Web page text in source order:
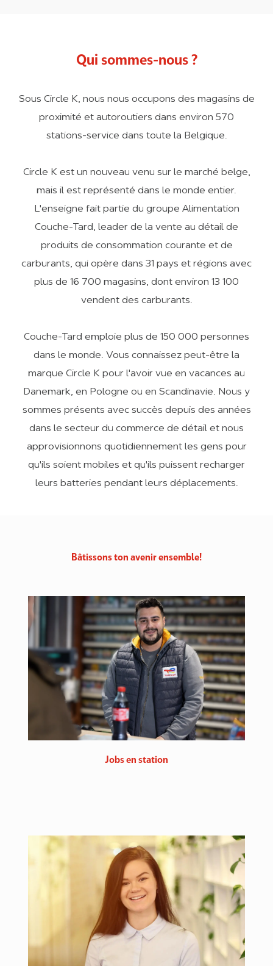
Qui sommes-nous ?
Sous Circle K, nous nous occupons des magasins de
proximité et autoroutiers dans environ 570
stations-service dans toute la Belgique.
Circle K est un nouveau venu sur le marché belge,
mais il est représenté dans le monde entier.
L'enseigne fait partie du groupe Alimentation
Couche-Tard, leader de la vente au détail de
produits de consommation courante et de
carburants, qui opère dans 31 pays et régions avec
plus de 16 700 magasins, dont environ 13 100
vendent des carburants.
Couche-Tard emploie plus de 150 000 personnes
dans le monde. Vous connaissez peut-être la
marque Circle K pour l'avoir vue en vacances au
Danemark, en Pologne ou en Scandinavie. Nous y
sommes présents avec succès depuis des années
dans le secteur du commerce de détail et nous
approvisionnons quotidiennement les gens pour
qu'ils soient mobiles et qu'ils puissent recharger
leurs batteries pendant leurs déplacements.
Bâtissons ton avenir ensemble!
Jobs en station